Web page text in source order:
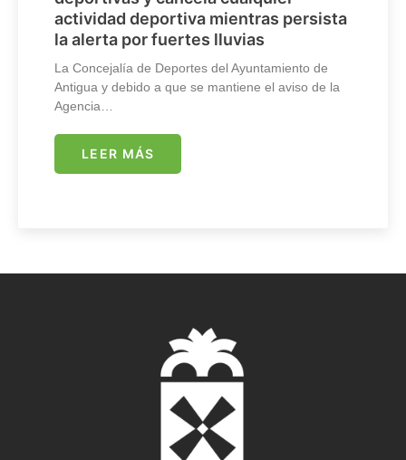
actividad deportiva mientras persista
la alerta por fuertes lluvias
La Concejalía de Deportes del Ayuntamiento de
Antigua y debido a que se mantiene el aviso de la
Agencia…
LEER MÁS